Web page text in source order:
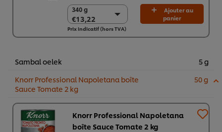
340 g
€13,22
340 g
€13,22
2 x 340 g
Ajouter au
panier
Prix indicatif (hors TVA)
Sambal oelek
5 g
Knorr Professional Napoletana boîte
Sauce Tomate 2 kg
50 g
Knorr Professional Napoletana
boîte Sauce Tomate 2 kg